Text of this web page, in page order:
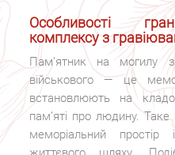
Особливості
комплексу з
Пам’ятник на могилу
військового — це
встановлюють на
пам’яті про людину.
меморіальний простір